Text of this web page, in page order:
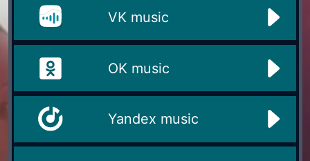
VK music
OK music
Yandex music